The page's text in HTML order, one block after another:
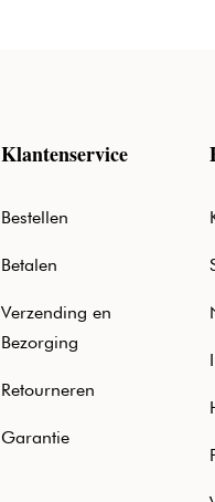
Klantenservice
Bestellen
Betalen
Verzending en
Bezorging
Retourneren
Garantie